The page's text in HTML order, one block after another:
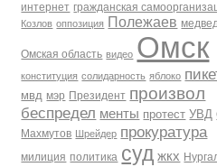
интернет гражданская
Козлов оппозиция Полежаев
Омская область видео Омск
конституция солидарность яблоко
мвд мэр Президент произвол
беспредел менты протест УВД
Махмутов
Шрейдер прокуратура
милиция политика суд жкх